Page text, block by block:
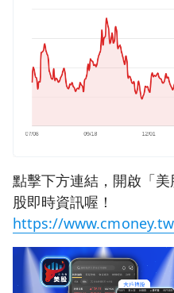
點擊下方連結，開啟「
股即時資訊喔！
https://